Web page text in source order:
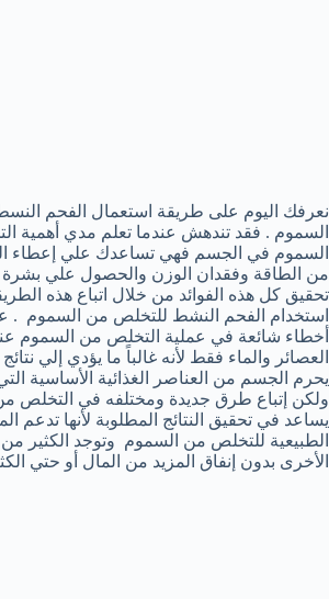
نعرفك اليوم على طريقة استعمال الفحم
السموم . فقد تندهش عندما تعلم مدي أهمية
السموم في الجسم فهي تساعدك علي إعطاء
من الطاقة وفقدان الوزن والحصول علي
تحقيق كل هذه الفوائد من خلال اتباع هذه
استخدام الفحم النشط للتخلص من السموم .
أخطاء شائعة في عملية التخلص من السموم
العصائر والماء فقط لأنه غالباً ما يؤدي إلي
يحرم الجسم من العناصر الغذائية الأساسية التي
ولكن إتباع طرق جديدة ومختلفه في التخلص
يساعد في تحقيق النتائج المطلوبة لأنها تدعم
الطبيعية للتخلص من السموم وتوجد الكثير
الأخرى بدون إنفاق المزيد من المال أو حتي